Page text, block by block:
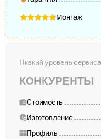
Монтаж
Низкий уровень сервиса
КОНКУРЕНТЫ
Стоимость
Изготовление
Профиль